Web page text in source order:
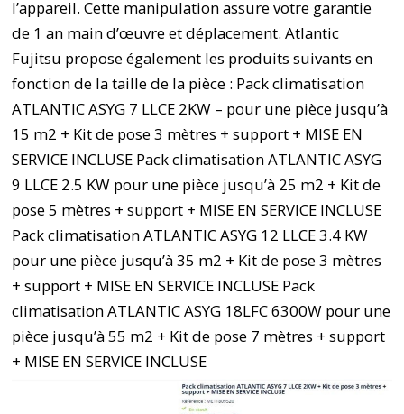
l’appareil. Cette manipulation assure votre garantie
de 1 an main d’œuvre et déplacement. Atlantic
Fujitsu propose également les produits suivants en
fonction de la taille de la pièce : Pack climatisation
ATLANTIC ASYG 7 LLCE 2KW – pour une pièce jusqu’à
15 m2 + Kit de pose 3 mètres + support + MISE EN
SERVICE INCLUSE Pack climatisation ATLANTIC ASYG
9 LLCE 2.5 KW pour une pièce jusqu’à 25 m2 + Kit de
pose 5 mètres + support + MISE EN SERVICE INCLUSE
Pack climatisation ATLANTIC ASYG 12 LLCE 3.4 KW
pour une pièce jusqu’à 35 m2 + Kit de pose 3 mètres
+ support + MISE EN SERVICE INCLUSE Pack
climatisation ATLANTIC ASYG 18LFC 6300W pour une
pièce jusqu’à 55 m2 + Kit de pose 7 mètres + support
+ MISE EN SERVICE INCLUSE